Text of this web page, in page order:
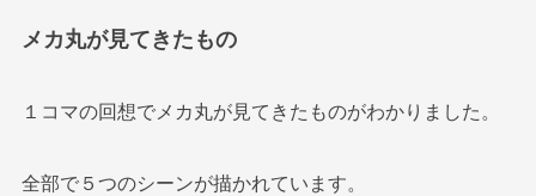
メカ丸が見てきたもの
１コマの回想でメカ丸が見てきたものがわかりました。
全部で５つのシーンが描かれています。